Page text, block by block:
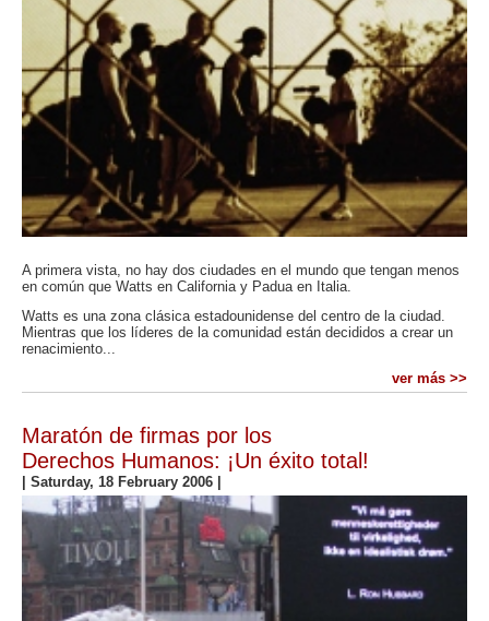
A primera vista, no hay dos ciudades en el mundo que tengan menos
en común que Watts en California y Padua en Italia.
Watts es una zona clásica estadounidense del centro de la ciudad.
Mientras que los líderes de la comunidad están decididos a crear un
renacimiento...
ver más >>
Maratón de firmas por los
Derechos Humanos: ¡Un éxito total!
| Saturday, 18 February 2006 |